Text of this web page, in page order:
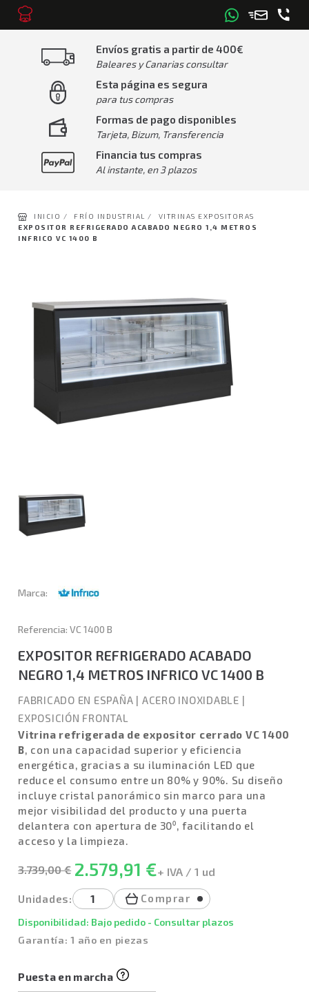
Envíos gratis a partir de 400€
Baleares y Canarias consultar
Esta página es segura
para tus compras
Formas de pago disponibles
Tarjeta, Bizum, Transferencia
Financia tus compras
Al instante, en 3 plazos
INICIO / FRÍO INDUSTRIAL /
VITRINAS EXPOSITORAS
EXPOSITOR REFRIGERADO ACABADO NEGRO 1,4 METROS
INFRICO VC 1400 B
Marca:
Referencia: VC 1400 B
EXPOSITOR REFRIGERADO ACABADO
NEGRO 1,4 METROS INFRICO VC 1400 B
FABRICADO EN ESPAÑA | ACERO INOXIDABLE |
EXPOSICIÓN FRONTAL
Vitrina refrigerada de expositor cerrado VC 1400
B, con una capacidad superior y eficiencia
energética, gracias a su iluminación LED que
reduce el consumo entre un 80% y 90%. Su diseño
incluye cristal panorámico sin marco para una
mejor visibilidad del producto y una puerta
delantera con apertura de 30⁰, facilitando el
acceso y la limpieza.
3.739,00 € 2.579,91 €+ IVA / 1 ud
Unidades: Comprar
Disponibilidad: Bajo pedido - Consultar plazos
Garantía: 1 año en piezas
Puesta en marcha